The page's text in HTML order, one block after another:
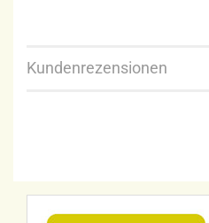
Kundenrezensionen